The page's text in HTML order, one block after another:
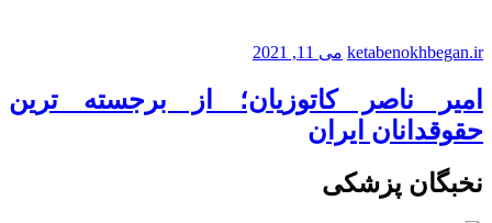
ketabenokhbegan.ir می 11, 2021
امیر ناصر کاتوزیان؛ از برجسته ترین
حقوقدانان ایران
نخبگان پزشکی